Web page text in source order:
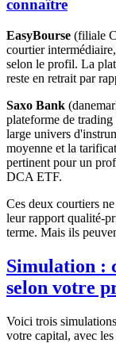
connaître
EasyBourse (filiale
courtier
selon le profil. La
reste en retrait par
Saxo Bank
plateforme de
large univers
moyenne et la
pertinent pour un
DCA ETF.
Ces deux courtiers
leur rapport qualité-
terme. Mais ils
Simulation :
selon votre
Voici trois
votre capital, avec